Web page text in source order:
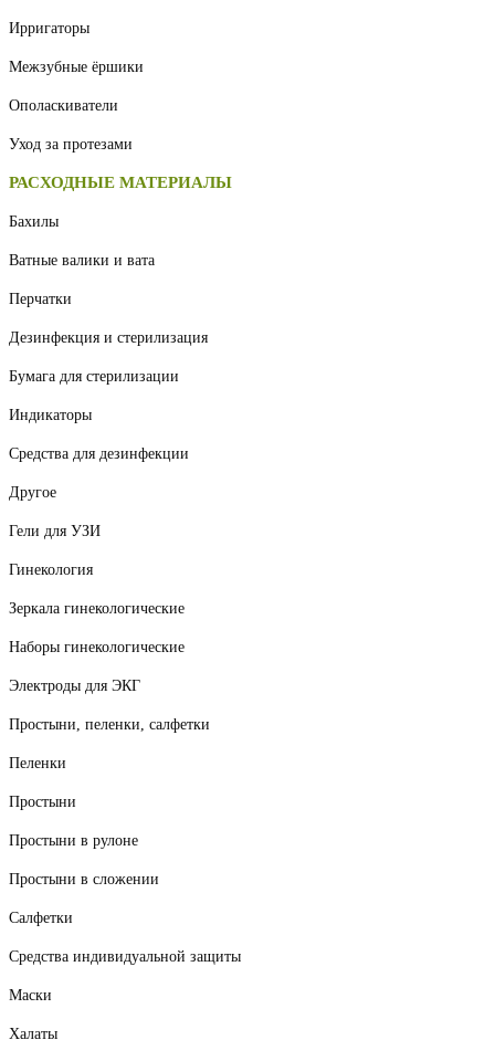
Ирригаторы
Межзубные ёршики
Ополаскиватели
Уход за протезами
РАСХОДНЫЕ МАТЕРИАЛЫ
Бахилы
Ватные валики и вата
Перчатки
Дезинфекция и стерилизация
Бумага для стерилизации
Индикаторы
Средства для дезинфекции
Другое
Гели для УЗИ
Гинекология
Зеркала гинекологические
Наборы гинекологические
Электроды для ЭКГ
Простыни, пеленки, салфетки
Пеленки
Простыни
Простыни в рулоне
Простыни в сложении
Салфетки
Средства индивидуальной защиты
Маски
Халаты